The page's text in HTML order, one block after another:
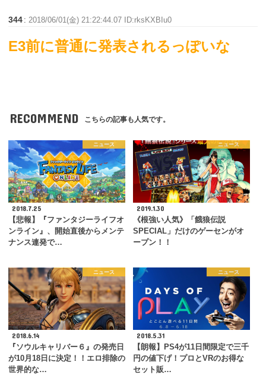
344 : 2018/06/01(金) 21:22:44.07 ID:rksKXBIu0
E3前に普通に発表されるっぽいな
RECOMMEND こちらの記事も人気です。
ニュース
2018.7.25
【悲報】『ファンタジーライフオ
ンライン』、開始直後からメンテ
ナンス連発で…
ニュース
2019.1.30
《根強い人気》「餓狼伝説
SPECIAL」だけのゲーセンがオ
ープン！！
ニュース
2018.6.14
『ソウルキャリバー６』の発売日
が10月18日に決定！！エロ排除の
世界的な…
ニュース
2018.5.31
【朗報】PS4が11日間限定で三千
円の値下げ！プロとVRのお得な
セット販…